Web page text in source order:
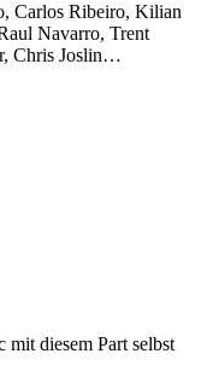
Carlos Ribeiro, Kilian
Navarro, Trent
Chris Joslin…
diesem Part selbst